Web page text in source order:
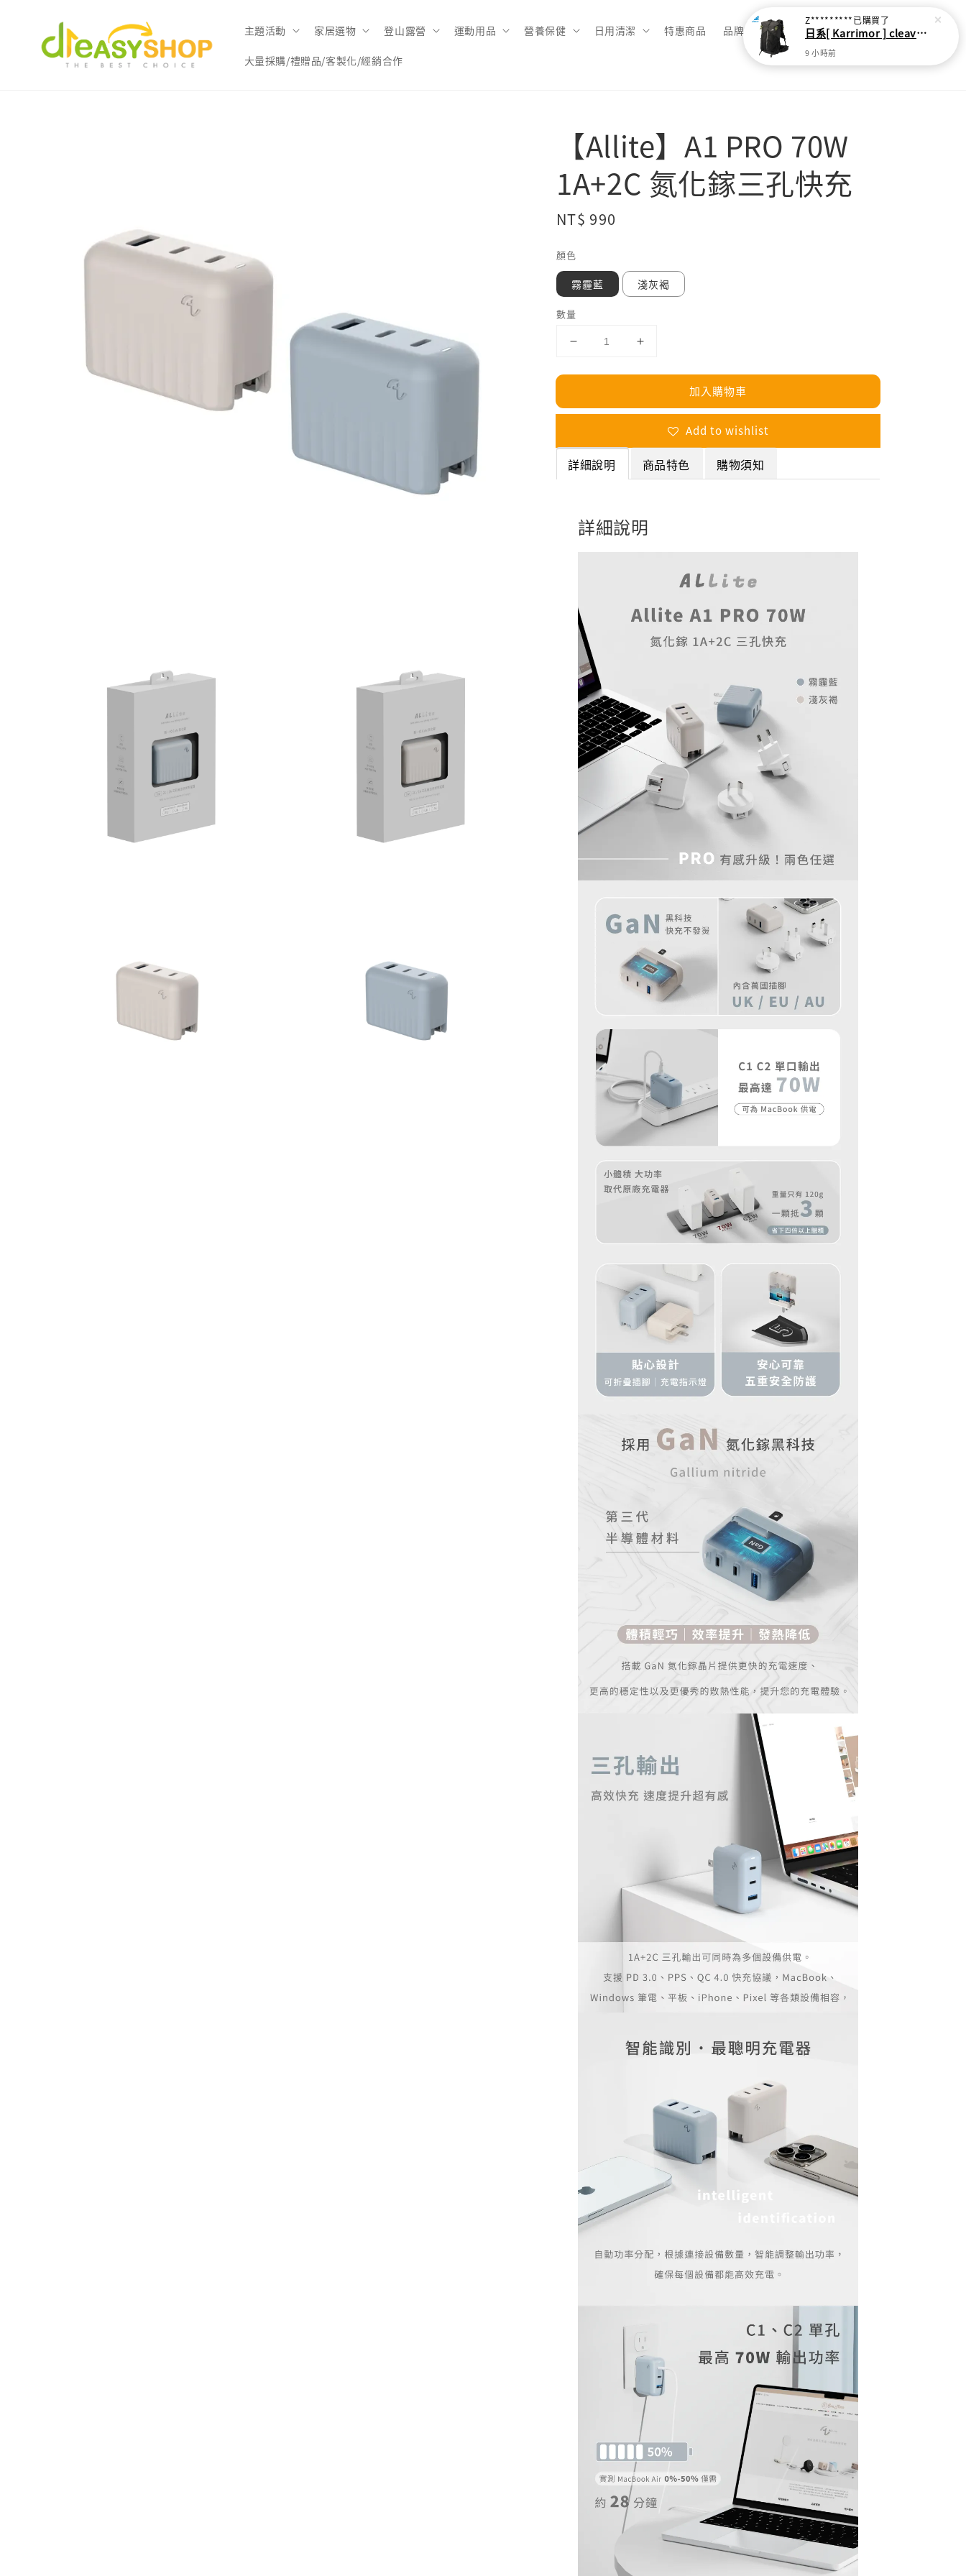
主題活動 家居選物 登山露營 運動用品 營養保健 日用清潔 特惠商品 品牌總覽
大量採購/禮贈品/客製化/經銷合作
【Allite】A1 PRO 70W
1A+2C 氮化鎵三孔快充
Regular
NT$ 990
顏色
霧霾藍 淺灰褐
數量
加入購物車
Add to wishlist
詳細說明 商品特色 購物須知
詳細說明
Z*********已購買了
日系[ Karrimor ] cleave 30L 輕量野跑健走包
9 小時前